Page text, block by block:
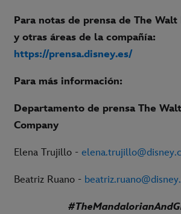
Para notas de prensa de The
y otras áreas de la compañía:
https://prensa.disney.es/
Para más información:
Departamento de prensa The
Company
Elena Trujillo -
Beatriz Ruano -